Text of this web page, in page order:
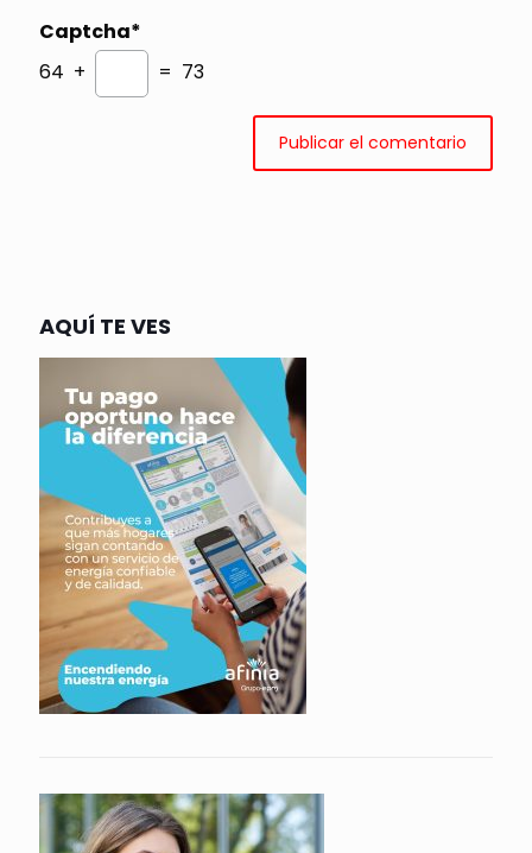
Captcha*
64 +
= 73
AQUÍ TE VES